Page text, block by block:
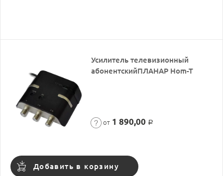
Усилитель телевизионный
абонентскийПЛАНАР Hom-T
от 1 890,00 Р
Добавить в корзину